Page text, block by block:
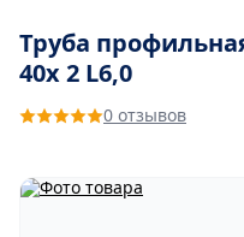
Труба
40х 2 L6,0
0 отзывов